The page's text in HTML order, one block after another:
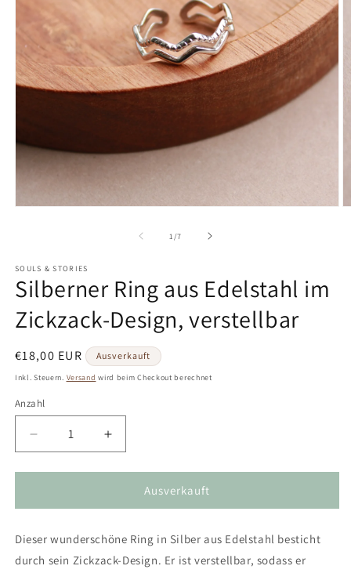
1 /von
7
SOULS & STORIES
Silberner Ring aus Edelstahl im
Zickzack-Design, verstellbar
Normaler
Preis
€18,00 EUR Ausverkauft
Inkl. Steuern. Versand wird beim Checkout berechnet
Anzahl
Verringere
die
Menge
Silberner
aus
Edelstahl
Erhöhe
die
Menge
Silberner
aus
Edelstahl
Ausverkauft
Dieser wunderschöne Ring in Silber aus Edelstahl besticht
durch sein Zickzack-Design. Er ist verstellbar, sodass er